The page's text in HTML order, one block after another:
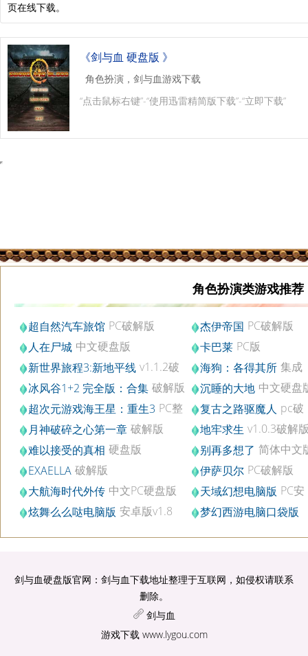
页在线下载。
《剑与血 硬盘版 》
角色扮演，剑与血游戏下载
“点击鼠标右键”-“使用迅雷精简版下载”-“立即下载”
角色扮演类游戏推荐
超自然汽车旅馆 PC破解版 杰伊帝国 PC破解版
人在尸城 中文硬盘版 卡巴莱 PC版
新世界旅程3:新地平线 v1.1.2破
解版
海狗：各得其所 集成
DLC破解版
冰风谷1+2 完全版：合集 破解版 沉睡的大地 中文硬盘
v1.0.7
超次元游戏海王星：重生3 PC整
合汉化豪华版
复古之路驱魔人 pc破
解版
月神破碎之心第一章 破解版 地牢求生 v1.0.3破解
难以接受的真相 硬盘版 别再多想了 简体中文
EXAELLA 破解版 伊萨贝尔 PC破解版
大航海时代外传 中文PC硬盘版 天域幻想电脑版 PC安
卓版v1.6.0
炫舞么么哒电脑版 安卓版v1.8
梦幻西游电脑口袋版
剑与血硬盘版官网：剑与血下载地址整理于互联网，如侵权请联系
删除。
剑与血
游戏下载 www.lygou.com